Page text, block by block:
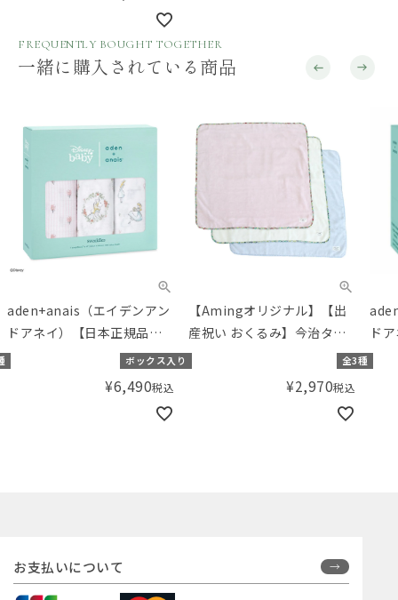
るみ 2枚 ディズニー プリン
セス disney baby swaddle -
princess- 2pk
FREQUENTLY BOUGHT TOGETHER
一緒に購入されている商品
aden+anais（エイデンアン
ドアネイ）【日本正規品】
モスリンコットン おくるみ
3枚 スワドル ディズニー ア
リス イン ワンダーランド
ボックス入り
¥6,490税込
【Amingオリジナル】【出
産祝い おくるみ】今治タオ
ル おくるみ
全3種
¥2,970税込
ド
モ
お支払いについて